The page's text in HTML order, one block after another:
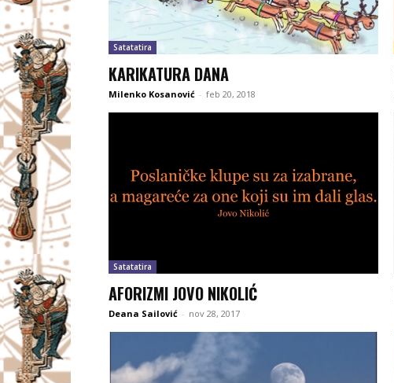
Satatatira
KARIKATURA DANA
Milenko Kosanović - feb 20, 2018
Satatatira
AFORIZMI JOVO NIKOLIĆ
Deana Sailović - nov 28, 2017